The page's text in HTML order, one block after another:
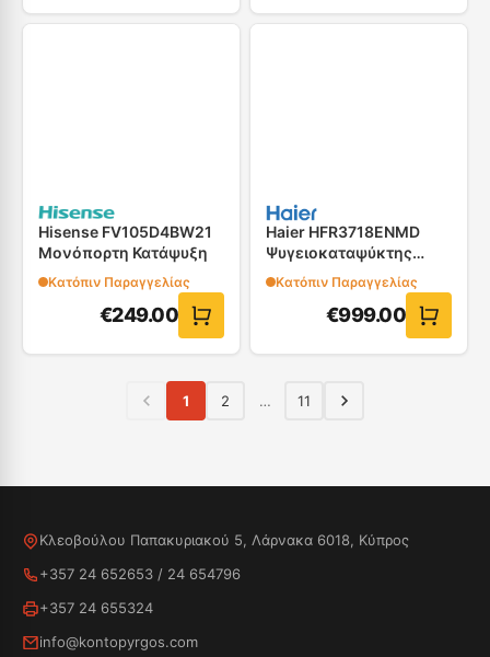
Hisense FV105D4BW21
Μονόπορτη Κατάψυξη
Κατόπιν Παραγγελίας
€249.00
Haier HFR3718ENMD
Ψυγειοκαταψύκτης
French Door Dark Inox
Κατόπιν Παραγγελίας
€999.00
1 2 … 11
Κλεοβούλου Παπακυριακού 5, Λάρνακα 6018, Κύπρος
+357 24 652653 / 24 654796
+357 24 655324
info@kontopyrgos.com